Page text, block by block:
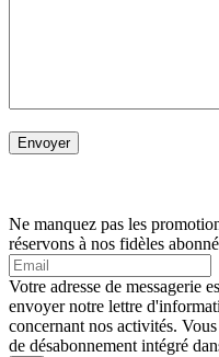
Ne manquez pas les
réservons à nos fidèles
Votre adresse de messagerie
envoyer notre lettre
concernant nos activités.
de désabonnement intégré